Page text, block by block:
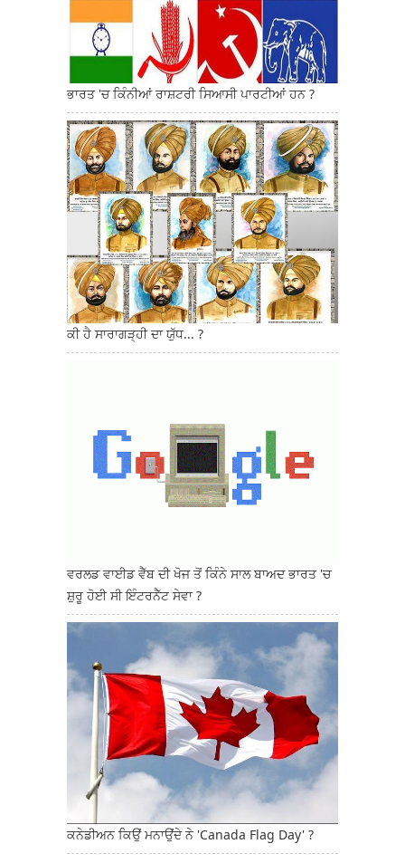
ਭਾਰਤ 'ਚ ਕਿੰਨੀਆਂ ਰਾਸ਼ਟਰੀ ਸਿਆਸੀ ਪਾਰਟੀਆਂ ਹਨ ?
ਕੀ ਹੈ ਸਾਰਾਗੜ੍ਹੀ ਦਾ ਯੁੱਧ... ?
ਵਰਲਡ ਵਾਈਡ ਵੈੱਬ ਦੀ ਖੋਜ ਤੋਂ ਕਿੰਨੇ ਸਾਲ ਬਾਅਦ ਭਾਰਤ 'ਚ
ਸ਼ੁਰੂ ਹੋਈ ਸੀ ਇੰਟਰਨੈੱਟ ਸੇਵਾ ?
ਕਨੇਡੀਅਨ ਕਿਉਂ ਮਨਾਉਂਦੇ ਨੇ 'Canada Flag Day' ?